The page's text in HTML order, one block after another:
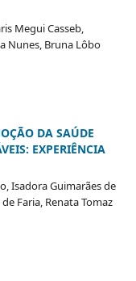
Megui Casseb,
Nunes, Bruna Lôbo
DA SAÚDE
EXPERIÊNCIA
Isadora Guimarães de
Faria, Renata Tomaz